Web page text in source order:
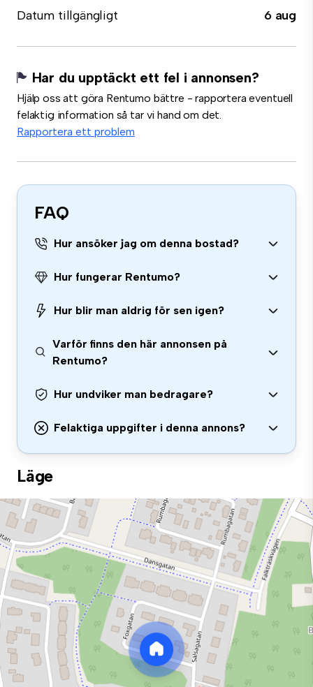
Datum tillgängligt
6 aug
Har du upptäckt ett fel i annonsen?
Hjälp oss att göra Rentumo bättre - rapportera eventuell
felaktig information så tar vi hand om det.
Rapportera ett problem
FAQ
Hur ansöker jag om denna bostad?
Hur fungerar Rentumo?
Hur blir man aldrig för sen igen?
Varför finns den här annonsen på
Rentumo?
Hur undviker man bedragare?
Felaktiga uppgifter i denna annons?
Läge